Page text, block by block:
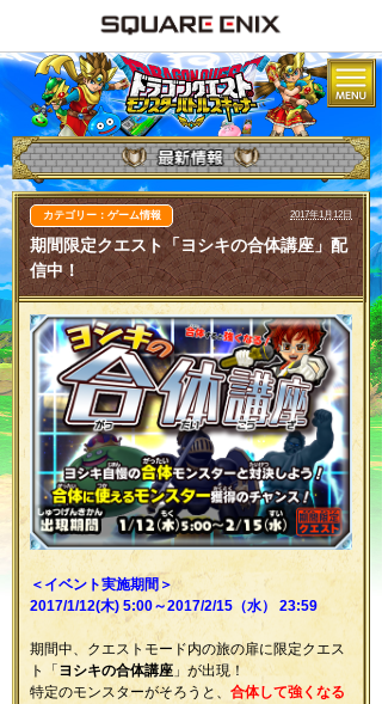
カテゴリー：ゲーム情報 2017年1月12日
期間限定クエスト「ヨシキの合体講座」配
信中！
＜イベント実施期間＞
2017/1/12(木) 5:00～2017/2/15（水） 23:59
期間中、クエストモード内の旅の扉に限定クエス
ト「 ヨシキの合体講座 」が出現！
特定のモンスターがそろうと、 合体して強くなる